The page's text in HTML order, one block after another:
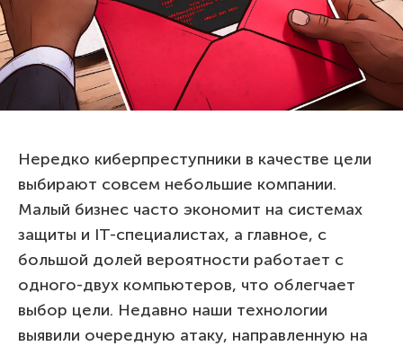
Нередко киберпреступники в качестве цели
выбирают совсем небольшие компании.
Малый бизнес часто экономит на системах
защиты и IT-специалистах, а главное, с
большой долей вероятности работает с
одного-двух компьютеров, что облегчает
выбор цели. Недавно наши технологии
выявили очередную атаку, направленную на